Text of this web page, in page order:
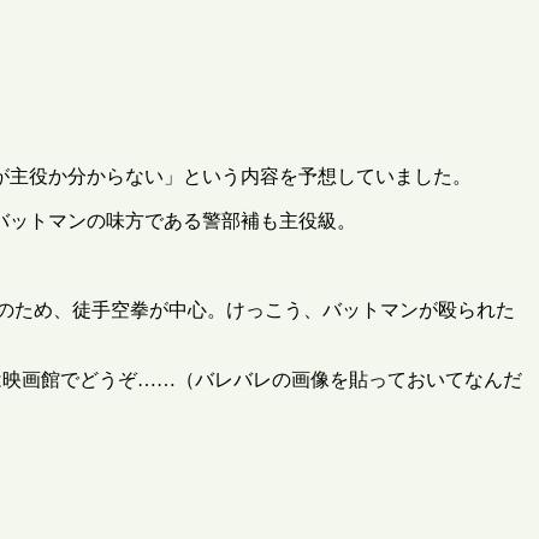
役か分からない」という内容を予想していました。
トマンの味方である警部補も主役級。
め、徒手空拳が中心。けっこう、バットマンが殴られた
画館でどうぞ……（バレバレの画像を貼っておいてなんだ